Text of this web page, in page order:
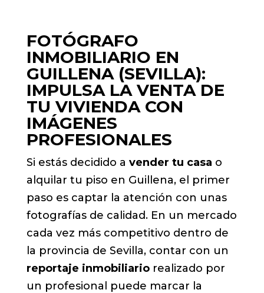
FOTÓGRAFO
INMOBILIARIO EN
GUILLENA (SEVILLA):
IMPULSA LA VENTA DE
TU VIVIENDA CON
IMÁGENES
PROFESIONALES
Si estás decidido a vender tu casa o
alquilar tu piso en Guillena, el primer
paso es captar la atención con unas
fotografías de calidad. En un mercado
cada vez más competitivo dentro de
la provincia de Sevilla, contar con un
reportaje inmobiliariorealizado por
un profesional puede marcar la